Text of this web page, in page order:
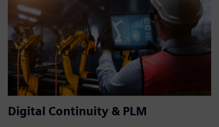
Digital Continuity & PLM